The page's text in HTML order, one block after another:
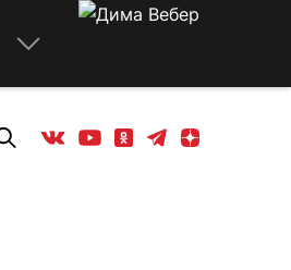
Вконтакте
YoutubeОдноклассники
ТелеграмЯндекс дзен